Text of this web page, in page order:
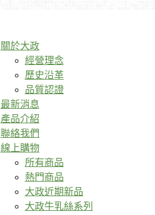
關於大政
經營理念
歷史沿革
品質認證
最新消息
產品介紹
聯絡我們
線上購物
所有商品
熱門商品
大政近期新品
大政牛乳絲系列